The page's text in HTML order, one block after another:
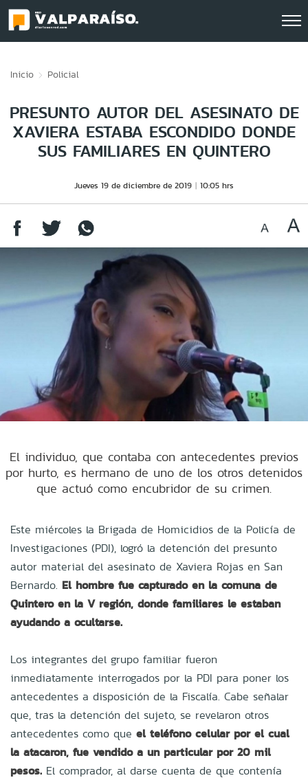
Inicio Policial
PRESUNTO AUTOR DEL ASESINATO DE
XAVIERA ESTABA ESCONDIDO DONDE
SUS FAMILIARES EN QUINTERO
Jueves 19 de diciembre de 2019 10:05 hrs
El individuo, que contaba con antecedentes previos
por hurto, es hermano de uno de los otros detenidos
que actuó como encubridor de su crimen.
Este miércoles la Brigada de Homicidios de la Policía de
Investigaciones (PDI), logró la detención del presunto
autor material del asesinato de Xaviera Rojas en San
Bernardo. El hombre fue capturado en la comuna de
Quintero en la V región, donde familiares le estaban
ayudando a ocultarse.
Los integrantes del grupo familiar fueron
inmediatamente interrogados por la PDI para poner los
antecedentes a disposición de la Fiscalía. Cabe señalar
que, tras la detención del sujeto, se revelaron otros
antecedentes como que el teléfono celular por el cual
la atacaron, fue vendido a un particular por 20 mil
pesos. El comprador, al darse cuenta de que contenía